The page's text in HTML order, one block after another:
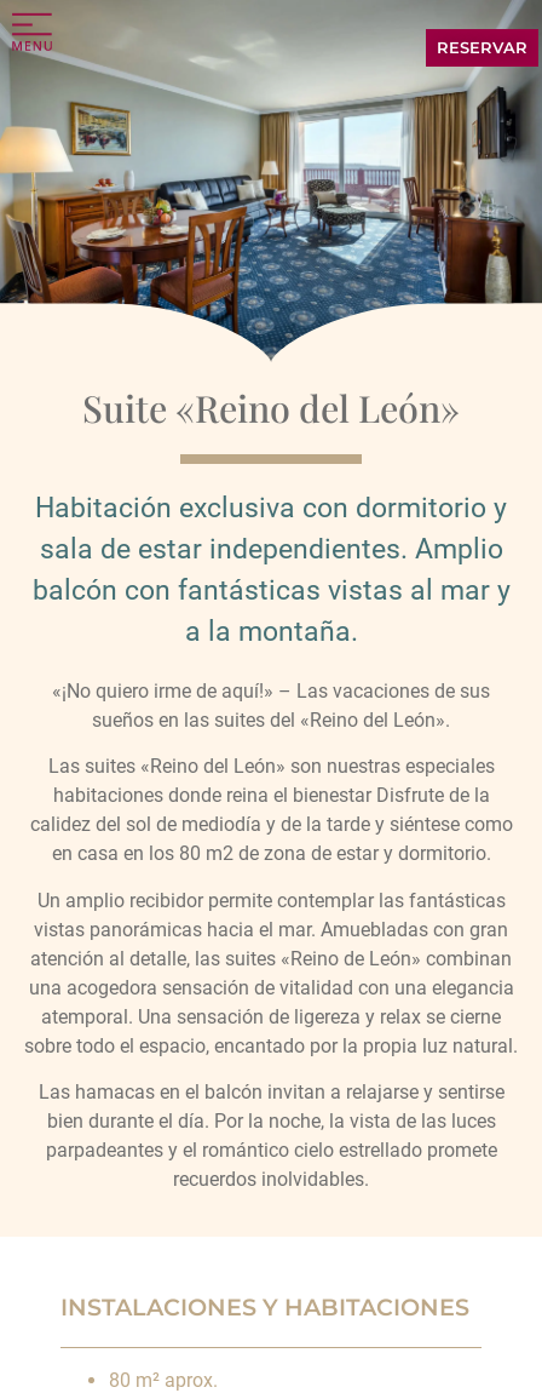
RESERVAR
Suite «Reino del León»
Habitación exclusiva con dormitorio y
sala de estar independientes. Amplio
balcón con fantásticas vistas al mar y
a la montaña.
«¡No quiero irme de aquí!» – Las vacaciones de sus
sueños en las suites del «Reino del León».
Las suites «Reino del León» son nuestras especiales
habitaciones donde reina el bienestar Disfrute de la
calidez del sol de mediodía y de la tarde y siéntese como
en casa en los 80 m2 de zona de estar y dormitorio.
Un amplio recibidor permite contemplar las fantásticas
vistas panorámicas hacia el mar. Amuebladas con gran
atención al detalle, las suites «Reino de León» combinan
una acogedora sensación de vitalidad con una elegancia
atemporal. Una sensación de ligereza y relax se cierne
sobre todo el espacio, encantado por la propia luz natural.
Las hamacas en el balcón invitan a relajarse y sentirse
bien durante el día. Por la noche, la vista de las luces
parpadeantes y el romántico cielo estrellado promete
recuerdos inolvidables.
INSTALACIONES Y HABITACIONES
80 m² aprox.